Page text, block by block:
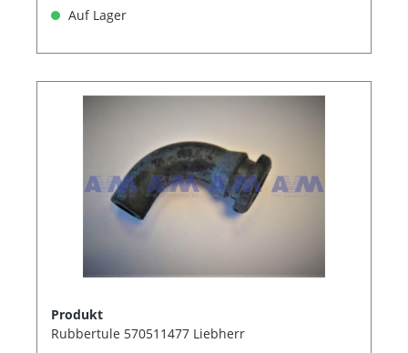
Auf Lager
Produkt
Rubbertule 570511477 Liebherr